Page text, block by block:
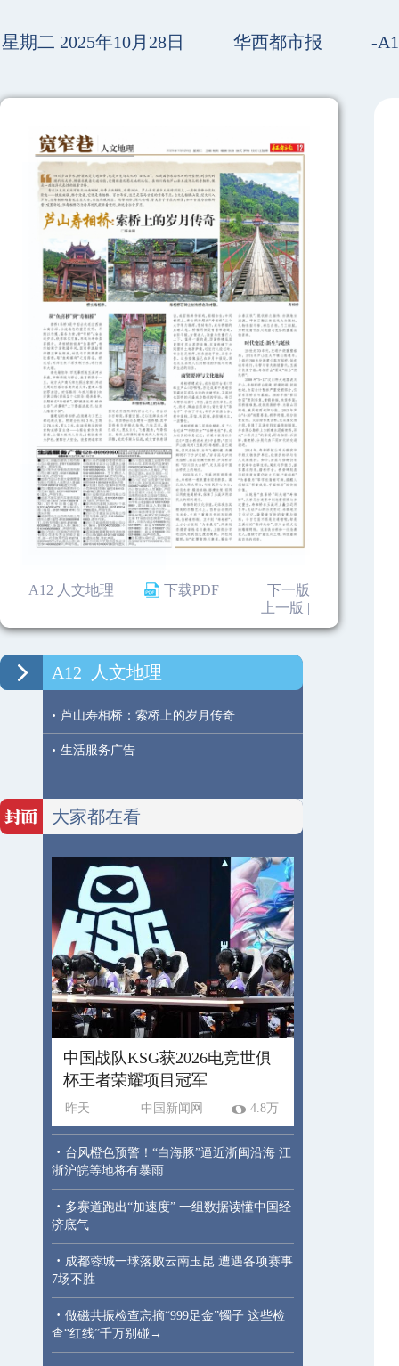
星期二 2025年10月28日 华西都市报 -
A12 人文地理 下载PDF
下一版
上一版 |
A12 人文地理
· 芦山寿相桥：索桥上的岁月传奇
· 生活服务广告
大家都在看
中国战队KSG获2026电竞世俱
杯王者荣耀项目冠军
昨天 中国新闻网 4.8万
· 台风橙色预警！“白海豚”逼近浙闽沿海 江
浙沪皖等地将有暴雨
· 多赛道跑出“加速度” 一组数据读懂中国经
济底气
· 成都蓉城一球落败云南玉昆 遭遇各项赛事
7场不胜
· 做磁共振检查忘摘“999足金”镯子 这些检
查“红线”千万别碰→